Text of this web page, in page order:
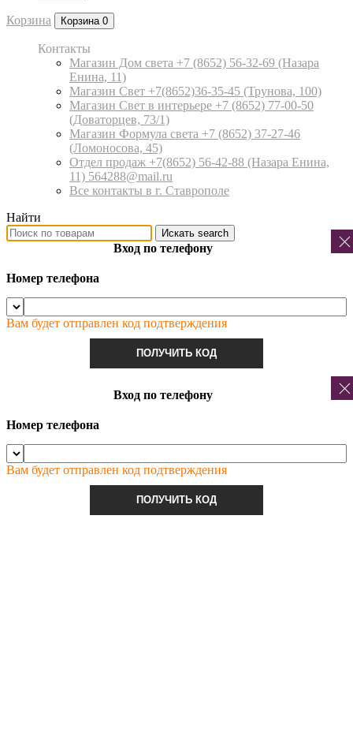
Корзина Корзина 0
Контакты
Магазин Дом света +7 (8652) 56-32-69 (Назара
Енина, 11)
Магазин Свет +7(8652)36-35-45 (Трунова, 100)
Магазин Свет в интерьере +7 (8652) 77-00-50
(Доваторцев, 73/1)
Магазин Формула света +7 (8652) 37-27-46
(Ломоносова, 45)
Отдел продаж +7(8652) 56-42-88 (Назара Енина,
11) 564288@mail.ru
Все контакты в г. Ставрополе
Найти
Искать search
Вход по телефону
Номер телефона
Вам будет отправлен код подтверждения
ПОЛУЧИТЬ КОД
Вход по телефону
Номер телефона
Вам будет отправлен код подтверждения
ПОЛУЧИТЬ КОД